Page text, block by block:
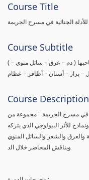
Course Title
للأدلة الجنائية في مسرح الجريمة
Course Subtitle
( إجراء الإختبارات علي العينة البيولوجية لتحديد صاحبها ( دم – عرق – سائل منوي –
– براز – أسنان – أظافر – عظام
Course Description
في مسرح الجريمة " مجموعة من
للأثر البيولوجي الذي يتركه
والعرق والشعر والسائل المنوي
ويناقش المحاضر خلال الد